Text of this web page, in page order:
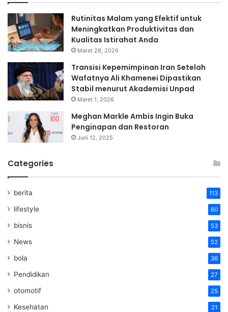
Rutinitas Malam yang Efektif untuk
Meningkatkan Produktivitas dan
Kualitas Istirahat Anda
Maret 28, 2026
Transisi Kepemimpinan Iran Setelah
Wafatnya Ali Khamenei Dipastikan
Stabil menurut Akademisi Unpad
Maret 1, 2026
Meghan Markle Ambis Ingin Buka
Penginapan dan Restoran
Juni 12, 2025
Categories
berita 113
lifestyle 60
bisnis 53
News 52
bola 36
Pendidikan 27
otomotif 25
Kesehatan 21